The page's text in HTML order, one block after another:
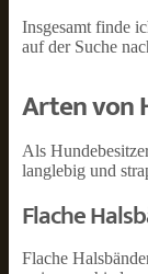
Insgesamt finde
auf der Suche
Arten von
Als
langlebig und
Flache
Flache